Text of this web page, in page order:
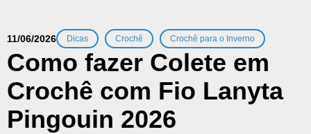
11/06/2026 Dicas Crochê Crochê para o Inverno
Como fazer Colete em
Crochê com Fio Lanyta
Pingouin 2026